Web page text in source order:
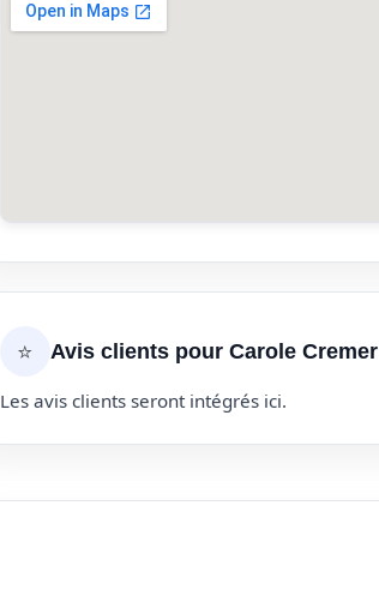
⭐ Avis clients pour Carole Cremer
Les avis clients seront intégrés ici.